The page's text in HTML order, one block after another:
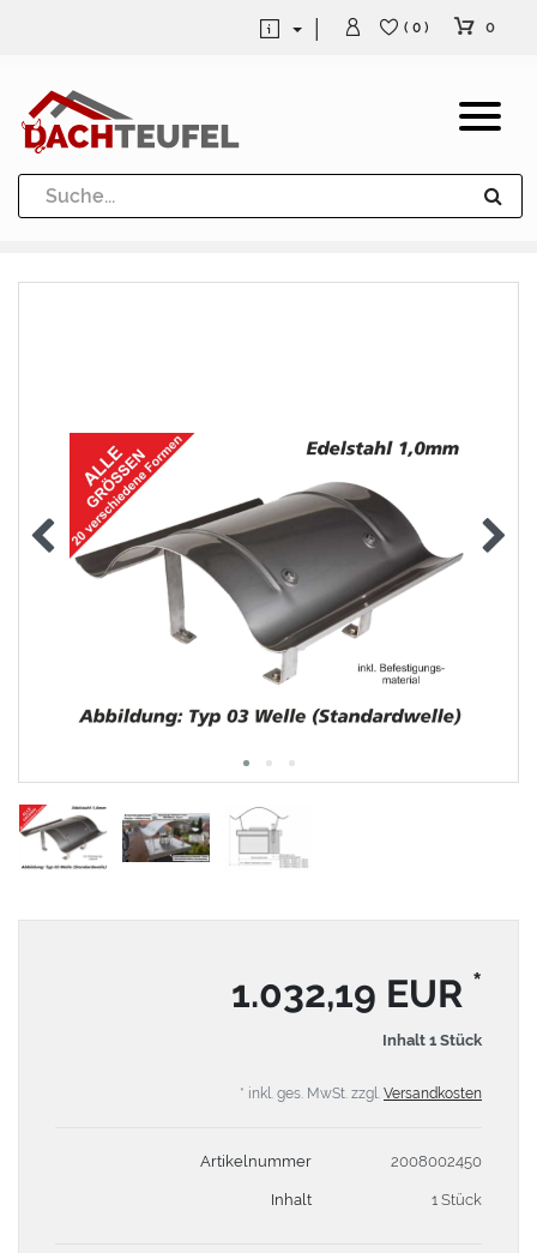
Dachrinne und Fallrohre
Werkzeuge und Löttechnik
( 0 ) 0
1.032,19 EUR *
Inhalt 1 Stück
* inkl. ges. MwSt. zzgl. Versandkosten
Artikelnummer 2008002450
Inhalt 1 Stück